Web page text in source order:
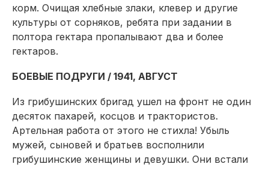
корм. Очищая хлебные злаки, клевер и другие
культуры от сорняков, ребята при задании в
полтора гектара пропалывают два и более
гектаров.
БОЕВЫЕ ПОДРУГИ / 1941, АВГУСТ
Из грибушинских бригад ушел на фронт не один
десяток пахарей, косцов и трактористов.
Артельная работа от этого не стихла! Убыль
мужей, сыновей и братьев восполнили
грибушинские женщины и девушки. Они встали